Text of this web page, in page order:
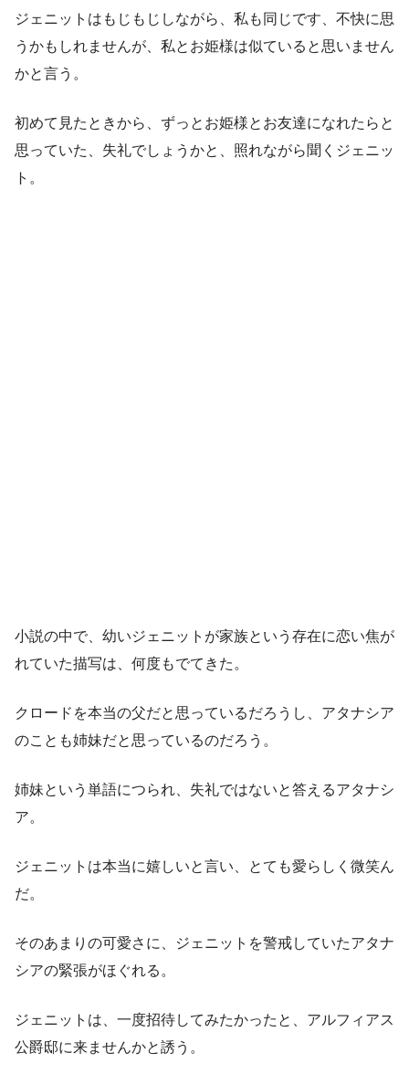
ジェニットはもじもじしながら、私も同じです、不快に思
うかもしれませんが、私とお姫様は似ていると思いません
かと言う。
初めて見たときから、ずっとお姫様とお友達になれたらと
思っていた、失礼でしょうかと、照れながら聞くジェニッ
ト。
小説の中で、幼いジェニットが家族という存在に恋い焦が
れていた描写は、何度もでてきた。
クロードを本当の父だと思っているだろうし、アタナシア
のことも姉妹だと思っているのだろう。
姉妹という単語につられ、失礼ではないと答えるアタナシ
ア。
ジェニットは本当に嬉しいと言い、とても愛らしく微笑ん
だ。
そのあまりの可愛さに、ジェニットを警戒していたアタナ
シアの緊張がほぐれる。
ジェニットは、一度招待してみたかったと、アルフィアス
公爵邸に来ませんかと誘う。